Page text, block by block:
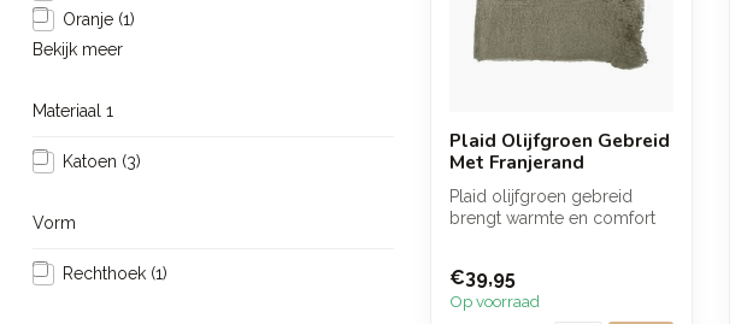
Oranje (1)
Bekijk meer
Materiaal 1
Katoen (3)
Vorm
Rechthoek (1)
Plaid Olijfgroen Gebreid
Met Franjerand
Plaid olijfgroen gebreid
brengt warmte en comfort
€39,95
Op voorraad